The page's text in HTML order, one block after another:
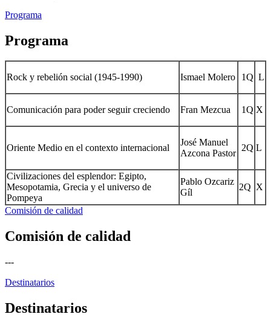
Programa
Programa
Rock y rebelión social (1945-1990) Ismael Molero 1Q L
Comunicación para poder seguir creciendo Fran Mezcua 1Q X
Oriente Medio en el contexto internacional
José Manuel
Azcona Pastor
2Q L
Civilizaciones del esplendor: Egipto,
Mesopotamia, Grecia y el universo de
Pompeya
Pablo Ozcariz
Gíl
2Q X
Comisión de calidad
Comisión de calidad
---
Destinatarios
Destinatarios